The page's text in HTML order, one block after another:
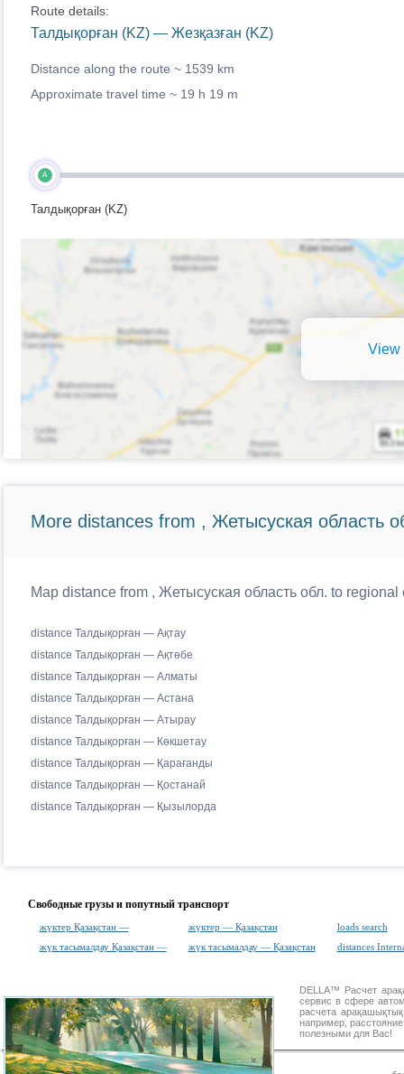
Route details:
Талдықорған (KZ) — Жезқазған (KZ)
Distance along the route ~ 1539 km
Approximate travel time ~ 19 h 19 m
A
Талдықорған (KZ)
View
More distances from , Жетысуская область
Map distance from , Жетысуская область обл. to regional
distance Талдықорған — Ақтау
distance Талдықорған — Ақтөбе
distance Талдықорған — Алматы
distance Талдықорған — Астана
distance Талдықорған — Атырау
distance Талдықорған — Көкшетау
distance Талдықорған — Қарағанды
distance Талдықорған — Қостанай
distance Талдықорған — Қызылорда
Свободные грузы и попутный транспорт
жүктер Қазақстан — жүктер — Қазақстан
loads search
жүк тасымалдау Қазақстан —
жүк тасымалдау — Қазақстан distances
DELLA™ Расчет
сервис в сфере
расчета
например,
полезными для Вас!